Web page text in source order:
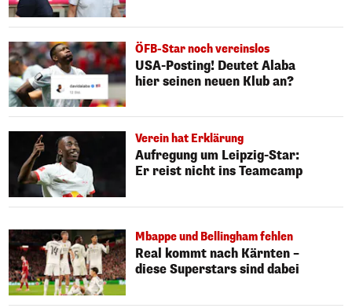
ÖFB-Star noch vereinslos
USA-Posting! Deutet Alaba
hier seinen neuen Klub an?
Verein hat Erklärung
Aufregung um Leipzig-Star:
Er reist nicht ins Teamcamp
Mbappe und Bellingham fehlen
Real kommt nach Kärnten –
diese Superstars sind dabei